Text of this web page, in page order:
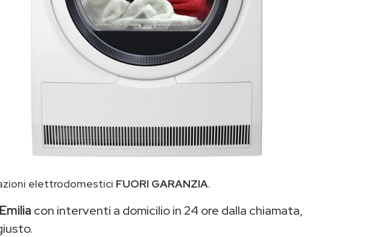
elettrodomestici FUORI GARANZIA.
con interventi a domicilio in 24 ore dalla chiamata,